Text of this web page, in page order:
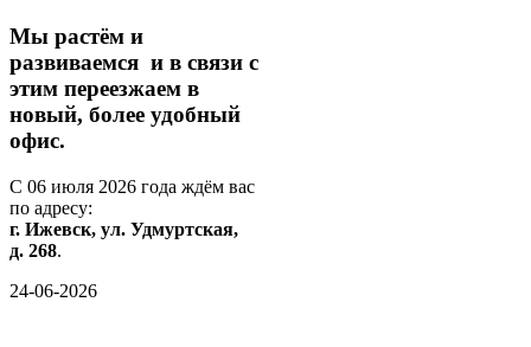
Мы растём и
развиваемся и в связи с
этим переезжаем в
новый, более удобный
офис.
С 06 июля 2026 года ждём вас
по адресу:
г. Ижевск, ул. Удмуртская,
д. 268.
24-06-2026